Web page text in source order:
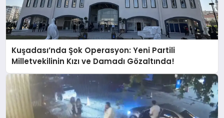
Kuşadası’nda Şok Operasyon: Yeni Partili
Milletvekilinin Kızı ve Damadı Gözaltında!